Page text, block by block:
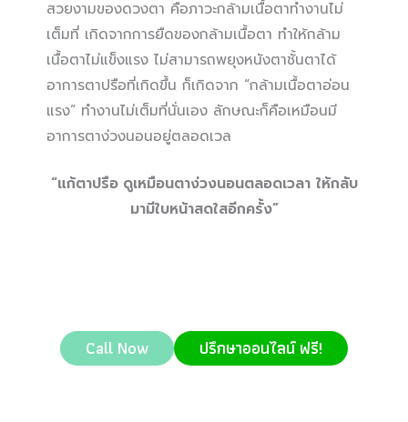
สวยงามของดวงตา คือภาวะกล้ามเนื้อตาทำงานไม่
เต็มที่ เกิดจากการยืดของกล้ามเนื้อตา ทำให้กล้าม
เนื้อตาไม่แข็งแรง ไม่สามารถพยุงหนังตาชั้นตาได้
อาการตาปรือที่เกิดขึ้น ก็เกิดจาก “กล้ามเนื้อตาอ่อน
แรง” ทำงานไม่เต็มที่นั่นเอง ลักษณะก็คือเหมือนมี
อาการตาง่วงนอนอยู่ตลอดเวล
“แก้ตาปรือ ดูเหมือนตาง่วงนอนตลอดเวลา ให้กลับ
มามีใบหน้าสดใสอีกครั้ง”
Call Now ปรึกษาออนไลน์ ฟรี!